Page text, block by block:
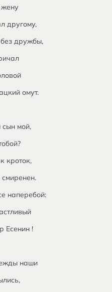
другому,
дружбы,
омут.
мой,
кроток,
наперебой:
Есенин !
наши